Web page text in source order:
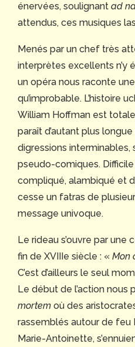
énervées, soulignant ad
attendus, ces musiques
Menés par un chef très
interprètes excellents n’y
un opéra nous raconte
qu’improbable. L’histoire
William Hoffman est
paraît d’autant plus longue
digressions
pseudo-comiques.
compliqué, alambiqué et
cesse un fatras de
message univoque.
Le rideau s’ouvre par
fin de XVIIIe siècle : « Mon
C’est d’ailleurs le seul
Le début de l’action nous
mortem où des
rassemblés autour de feu
Marie-Antoinette,